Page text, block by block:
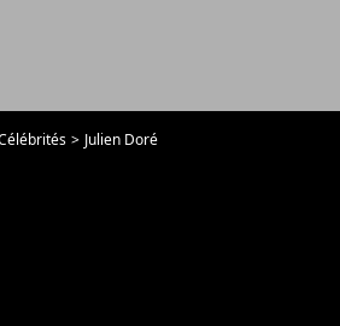
Julien Doré